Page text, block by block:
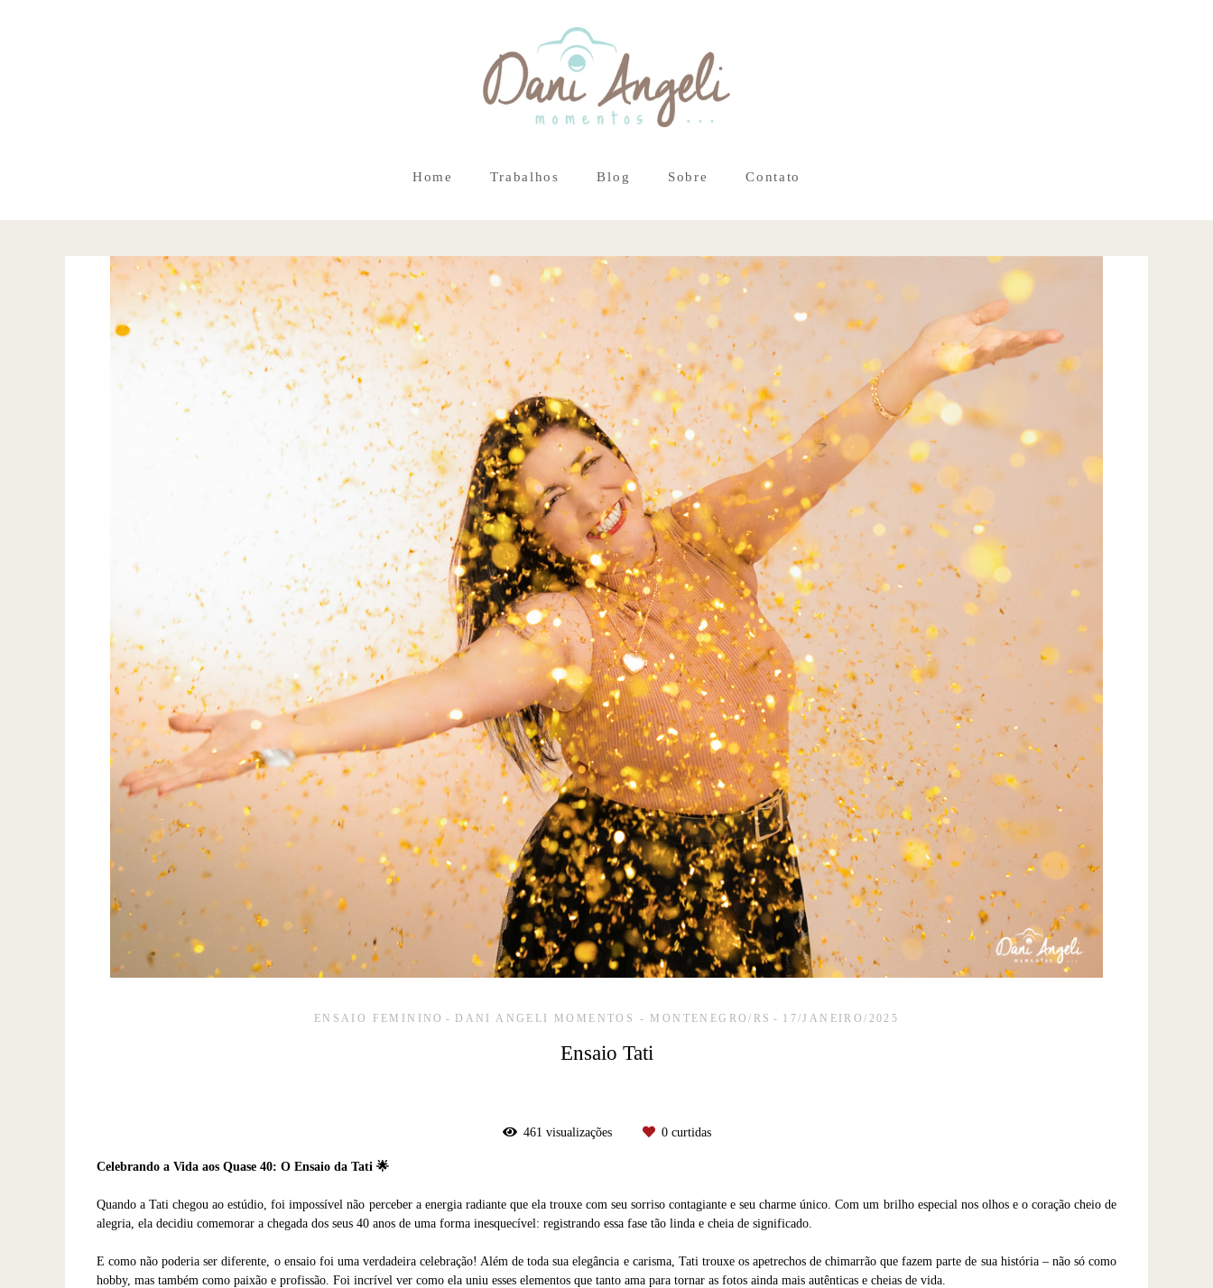
Home Trabalhos Blog Sobre Contato
ENSAIO FEMININO DANI ANGELI MOMENTOS - MONTENEGRO/RS 17/JANEIRO/2025
Ensaio Tati
461 visualizações 0curtidas
Celebrando a Vida aos Quase 40: O Ensaio da Tati 🌟
Quando a Tati chegou ao estúdio, foi impossível não perceber a energia radiante que ela trouxe com seu sorriso contagiante e seu charme único. Com um brilho especial nos olhos e o coração cheio de
alegria, ela decidiu comemorar a chegada dos seus 40 anos de uma forma inesquecível: registrando essa fase tão linda e cheia de significado.
E como não poderia ser diferente, o ensaio foi uma verdadeira celebração! Além de toda sua elegância e carisma, Tati trouxe os apetrechos de chimarrão que fazem parte de sua história – não só como
hobby, mas também como paixão e profissão. Foi incrível ver como ela uniu esses elementos que tanto ama para tornar as fotos ainda mais autênticas e cheias de vida.